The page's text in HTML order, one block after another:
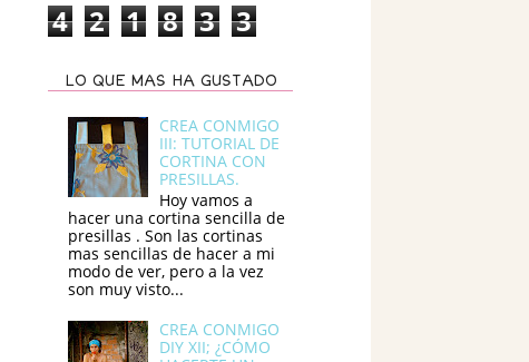
4 2 1 8 3 3
LO QUE MAS HA GUSTADO
CREA CONMIGO
III: TUTORIAL DE
CORTINA CON
PRESILLAS.
Hoy vamos a
hacer una cortina sencilla de
presillas . Son las cortinas
mas sencillas de hacer a mi
modo de ver, pero a la vez
son muy visto...
CREA CONMIGO
DIY XII; ¿CÓMO